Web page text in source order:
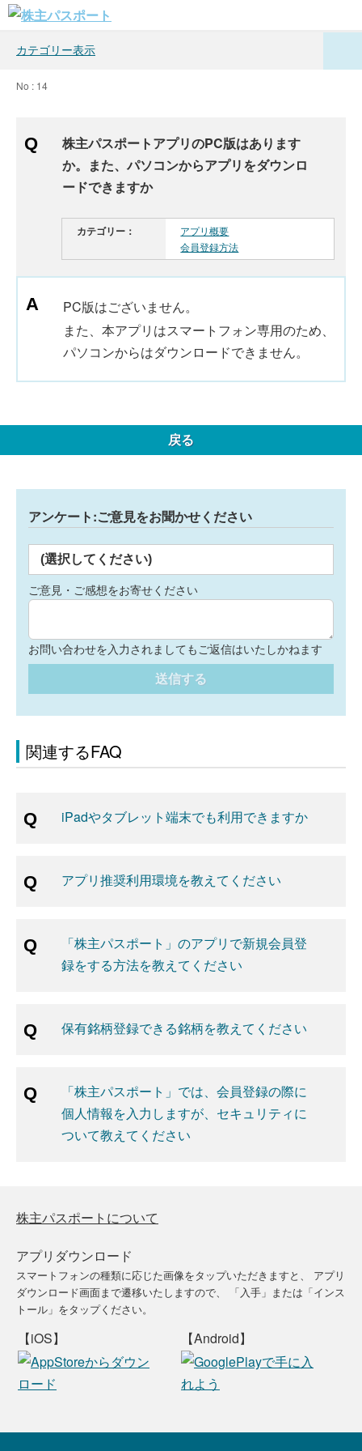
カテゴリー表示
No : 14
株主パスポートアプリのPC版はあります
か。また、パソコンからアプリをダウンロ
ードできますか
カテゴリー：
アプリ概要
会員登録方法
PC版はございません。
また、本アプリはスマートフォン専用のため、
パソコンからはダウンロードできません。
戻る
アンケート:ご意見をお聞かせください
(選択してください)
ご意見・ご感想をお寄せください
お問い合わせを入力されましてもご返信はいたしかねます
送信する
関連するFAQ
iPadやタブレット端末でも利用できますか
アプリ推奨利用環境を教えてください
「株主パスポート」のアプリで新規会員登
録をする方法を教えてください
保有銘柄登録できる銘柄を教えてください
「株主パスポート」では、会員登録の際に
個人情報を入力しますが、セキュリティに
ついて教えてください
株主パスポートについて
アプリダウンロード
スマートフォンの種類に応じた画像をタップいただきますと、
アプリ
ダウンロード画面まで遷移いたしますので、
「入手」または「インス
トール」をタップください。
【iOS】 【Android】